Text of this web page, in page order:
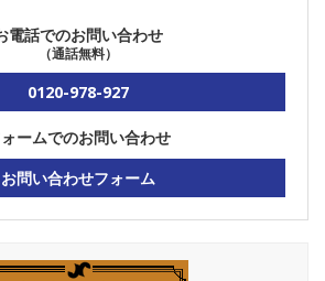
電話でのお問い合わせ
（通話無料）
0120-978-927
ームでのお問い合わせ
お問い合わせフォーム